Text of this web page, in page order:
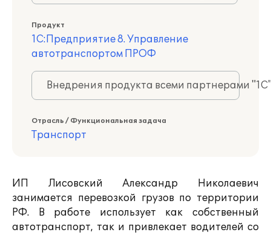
Продукт
1С:Предприятие 8. Управление
автотранспортом ПРОФ
Внедрения продукта всеми партнерами
Отрасль / Функциональная задача
Транспорт
ИП Лисовский Александр Николаевич
занимается перевозкой грузов по территории
РФ. В работе использует как собственный
автотранспорт, так и привлекает водителей со